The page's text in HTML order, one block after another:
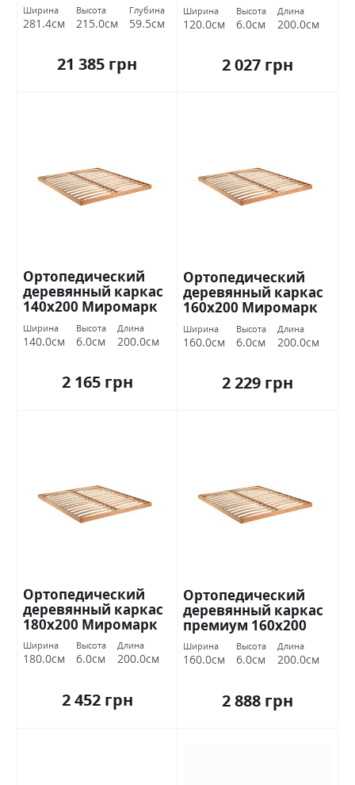
Ширина
281.4см
Высота
215.0см
Глубина
59.5см
21 385 грн
Ширина
120.0см
Высота
6.0см
Длина
200.0см
2 027 грн
Ортопедический
деревянный каркас
140х200 Миромарк
Ширина
140.0см
Высота
6.0см
Длина
200.0см
2 165 грн
Ортопедический
деревянный каркас
160х200 Миромарк
Ширина
160.0см
Высота
6.0см
Длина
200.0см
2 229 грн
Ортопедический
деревянный каркас
180х200 Миромарк
Ширина
180.0см
Высота
6.0см
Длина
200.0см
2 452 грн
Ортопедический
деревянный каркас
премиум 160х200
Миромарк
Ширина
160.0см
Высота
6.0см
Длина
200.0см
2 888 грн